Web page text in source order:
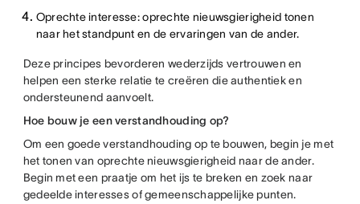
Oprechte interesse: oprechte nieuwsgierigheid tonen
naar het standpunt en de ervaringen van de ander.
Deze principes bevorderen wederzijds vertrouwen en
helpen een sterke relatie te creëren die authentiek en
ondersteunend aanvoelt.
Hoe bouw je een verstandhouding op?
Om een goede verstandhouding op te bouwen, begin je met
het tonen van oprechte nieuwsgierigheid naar de ander.
Begin met een praatje om het ijs te breken en zoek naar
gedeelde interesses of gemeenschappelijke punten.